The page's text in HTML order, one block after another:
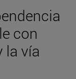
con
la vía